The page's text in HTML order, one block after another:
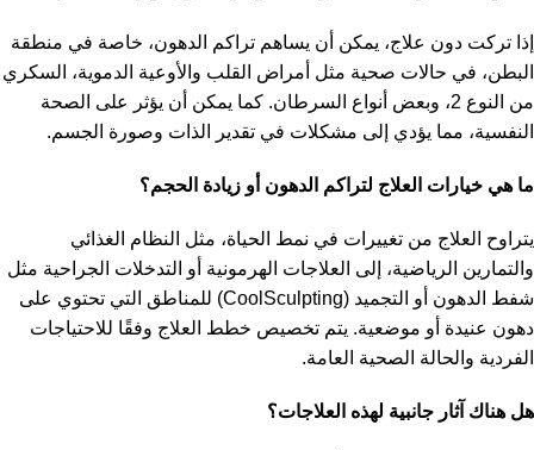
إذا تركت دون علاج، يمكن أن يساهم تراكم الدهون، خاصة في منطقة
البطن، في حالات صحية مثل أمراض القلب والأوعية الدموية، السكري
من النوع 2، وبعض أنواع السرطان. كما يمكن أن يؤثر على الصحة
النفسية، مما يؤدي إلى مشكلات في تقدير الذات وصورة الجسم.
ما هي خيارات العلاج لتراكم الدهون أو زيادة الحجم؟
يتراوح العلاج من تغييرات في نمط الحياة، مثل النظام الغذائي
والتمارين الرياضية، إلى العلاجات الهرمونية أو التدخلات الجراحية مثل
شفط الدهون أو التجميد (CoolSculpting) للمناطق التي تحتوي على
دهون عنيدة أو موضعية. يتم تخصيص خطط العلاج وفقًا للاحتياجات
الفردية والحالة الصحية العامة.
هل هناك آثار جانبية لهذه العلاجات؟